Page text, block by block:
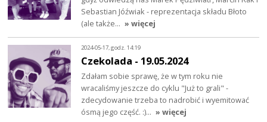
Sebastian Jóźwiak - reprezentacja składu Błoto
(ale także… » więcej
2024-05-17, godz. 14:19
Czekolada - 19.05.2024
Zdałam sobie sprawę, że w tym roku nie
wracaliśmy jeszcze do cyklu "Już to grali" -
zdecydowanie trzeba to nadrobić i wyemitować
ósmą jego część. :)… » więcej